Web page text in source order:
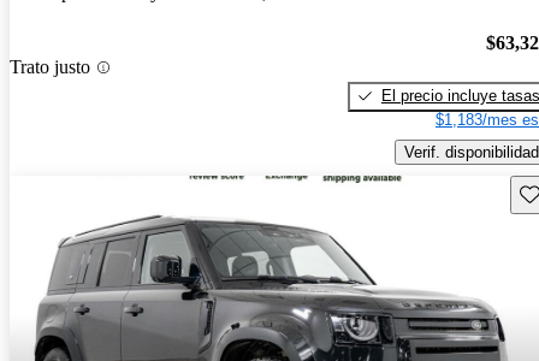
Trato justo
El precio incluye tasas
$1,183/mes
Verif. disponibilidad